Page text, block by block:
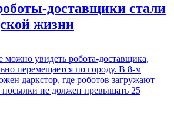
доставщики стали
жизни
увидеть робота-доставщика,
перемещается по городу. В 8-м
даркстор, где роботов загружают
не должен превышать 25